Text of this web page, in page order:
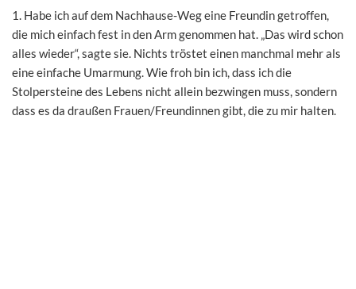
1. Habe ich auf dem Nachhause-Weg eine Freundin getroffen,
die mich einfach fest in den Arm genommen hat. „Das wird schon
alles wieder“, sagte sie. Nichts tröstet einen manchmal mehr als
eine einfache Umarmung. Wie froh bin ich, dass ich die
Stolpersteine des Lebens nicht allein bezwingen muss, sondern
dass es da draußen Frauen/Freundinnen gibt, die zu mir halten.